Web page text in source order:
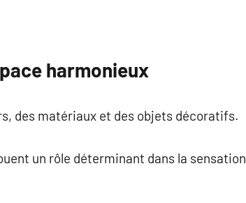
harmonieux
des matériaux et des objets décoratifs.
un rôle déterminant dans la sensation